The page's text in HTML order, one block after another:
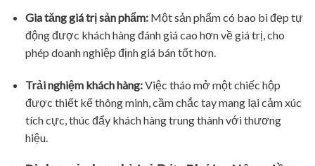
Gia tăng giá trị sản phẩm:Một sản phẩm có bao bì đẹp tự
động được khách hàng đánh giá cao hơn về giá trị, cho
phép doanh nghiệp định giá bán tốt hơn.
Trải nghiệm khách hàng:Việc tháo mở một chiếc hộp
được thiết kế thông minh, cầm chắc tay mang lại cảm xúc
tích cực, thúc đẩy khách hàng trung thành với thương
hiệu.